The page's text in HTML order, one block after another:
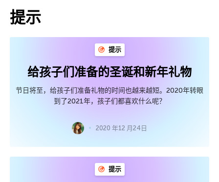
提示
提示
给孩子们准备的圣诞和新年礼物
节日将至，给孩子们准备礼物的时间也越来越短。2020年转眼
到了2021年，孩子们都喜欢什么呢？
2020 年12 月24日
提示